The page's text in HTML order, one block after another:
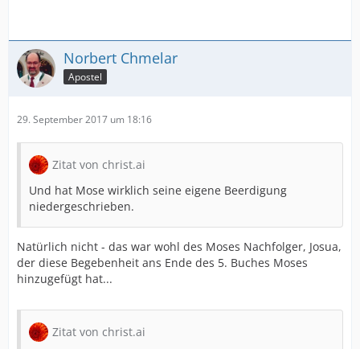
Norbert Chmelar
Apostel
29. September 2017 um 18:16
Zitat von christ.ai
Und hat Mose wirklich seine eigene Beerdigung
niedergeschrieben.
Natürlich nicht - das war wohl des Moses Nachfolger, Josua,
der diese Begebenheit ans Ende des 5. Buches Moses
hinzugefügt hat...
Zitat von christ.ai